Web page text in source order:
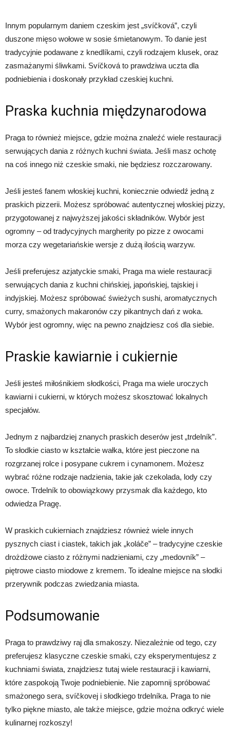
Innym popularnym daniem czeskim jest „svíčková”, czyli
duszone mięso wołowe w sosie śmietanowym. To danie jest
tradycyjnie podawane z knedlíkami, czyli rodzajem klusek, oraz
zasmażanymi śliwkami. Svíčková to prawdziwa uczta dla
podniebienia i doskonały przykład czeskiej kuchni.
Praska kuchnia międzynarodowa
Praga to również miejsce, gdzie można znaleźć wiele restauracji
serwujących dania z różnych kuchni świata. Jeśli masz ochotę
na coś innego niż czeskie smaki, nie będziesz rozczarowany.
Jeśli jesteś fanem włoskiej kuchni, koniecznie odwiedź jedną z
praskich pizzerii. Możesz spróbować autentycznej włoskiej pizzy,
przygotowanej z najwyższej jakości składników. Wybór jest
ogromny – od tradycyjnych margherity po pizze z owocami
morza czy wegetariańskie wersje z dużą ilością warzyw.
Jeśli preferujesz azjatyckie smaki, Praga ma wiele restauracji
serwujących dania z kuchni chińskiej, japońskiej, tajskiej i
indyjskiej. Możesz spróbować świeżych sushi, aromatycznych
curry, smażonych makaronów czy pikantnych dań z woka.
Wybór jest ogromny, więc na pewno znajdziesz coś dla siebie.
Praskie kawiarnie i cukiernie
Jeśli jesteś miłośnikiem słodkości, Praga ma wiele uroczych
kawiarni i cukierni, w których możesz skosztować lokalnych
specjałów.
Jednym z najbardziej znanych praskich deserów jest „trdelník”.
To słodkie ciasto w kształcie wałka, które jest pieczone na
rozgrzanej rolce i posypane cukrem i cynamonem. Możesz
wybrać różne rodzaje nadzienia, takie jak czekolada, lody czy
owoce. Trdelník to obowiązkowy przysmak dla każdego, kto
odwiedza Pragę.
W praskich cukierniach znajdziesz również wiele innych
pysznych ciast i ciastek, takich jak „koláče” – tradycyjne czeskie
drożdżowe ciasto z różnymi nadzieniami, czy „medovník” –
piętrowe ciasto miodowe z kremem. To idealne miejsce na słodki
przerywnik podczas zwiedzania miasta.
Podsumowanie
Praga to prawdziwy raj dla smakoszy. Niezależnie od tego, czy
preferujesz klasyczne czeskie smaki, czy eksperymentujesz z
kuchniami świata, znajdziesz tutaj wiele restauracji i kawiarni,
które zaspokoją Twoje podniebienie. Nie zapomnij spróbować
smażonego sera, svíčkovej i słodkiego trdelníka. Praga to nie
tylko piękne miasto, ale także miejsce, gdzie można odkryć wiele
kulinarnej rozkoszy!